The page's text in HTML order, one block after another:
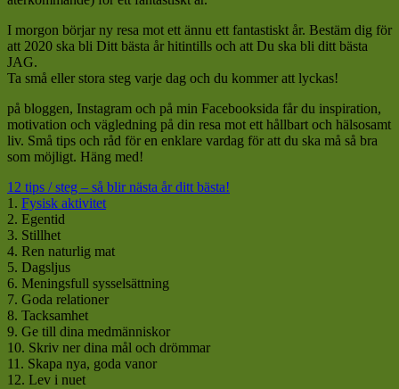
I morgon börjar ny resa mot ett ännu ett fantastiskt år. Bestäm dig för
att 2020 ska bli Ditt bästa år hitintills och att Du ska bli ditt bästa
JAG.
Ta små eller stora steg varje dag och du kommer att lyckas!
på bloggen, Instagram och på min Facebooksida får du inspiration,
motivation och vägledning på din resa mot ett hållbart och hälsosamt
liv. Små tips och råd för en enklare vardag för att du ska må så bra
som möjligt. Häng med!
12 tips / steg – så blir nästa år ditt bästa!
1. Fysisk aktivitet
2. Egentid
3. Stillhet
4. Ren naturlig mat
5. Dagsljus
6. Meningsfull sysselsättning
7. Goda relationer
8. Tacksamhet
9. Ge till dina medmänniskor
10. Skriv ner dina mål och drömmar
11. Skapa nya, goda vanor
12. Lev i nuet